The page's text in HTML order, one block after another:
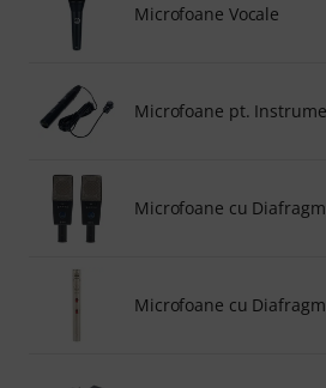
Microfoane Vocale
Microfoane pt.
Microfoane cu
Microfoane cu